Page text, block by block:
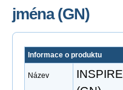
jména (GN)
Informace o produktu
Název